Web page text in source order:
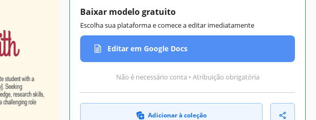
Baixar modelo gratuito
Escolha sua plataforma e comece a editar imediatamente
Editar em Google Docs
Não é necessário conta • Atribuição obrigatória
Adicionar à coleção